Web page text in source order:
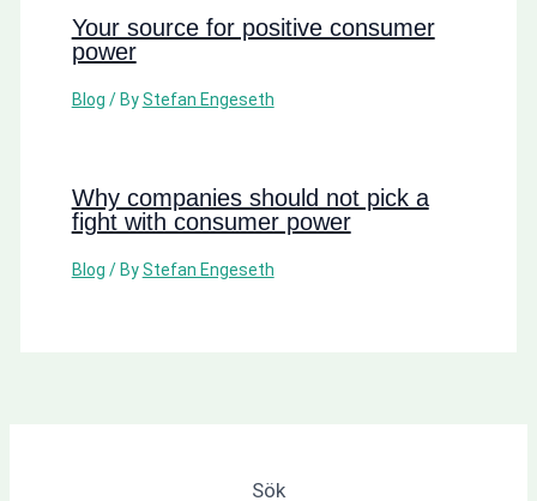
Your source for positive consumer
power
Blog / ByStefan Engeseth
Why companies should not pick a
fight with consumer power
Blog / ByStefan Engeseth
Sök